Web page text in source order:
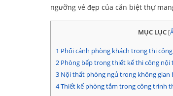
ngưỡng vẻ đẹp của căn biệt thự
MỤC LỤC [
1 Phối cảnh phòng khách trong thi
2 Phòng bếp trong thiết kế thi công
3 Nội thất phòng ngủ trong không gian
4Thiết kế phòng tắm trong công trình